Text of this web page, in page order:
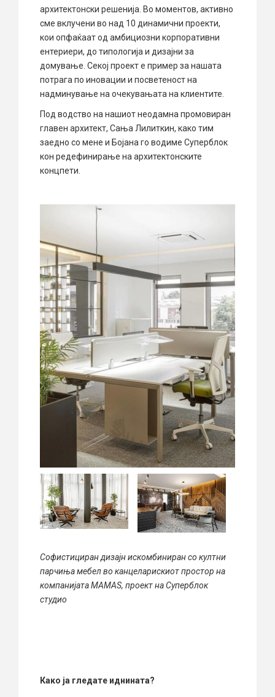
архитектонски решенија. Во моментов, активно
сме вклучени во над 10 динамични проекти,
кои опфаќаат од амбициозни корпоративни
ентериери, до типологија и дизајни за
домување. Секој проект е пример за нашата
потрага по иновации и посветеност на
надминување на очекувањата на клиентите.
Под водство на нашиот неодамна промовиран
главен архитект, Сања Лилиткин, како тим
заедно со мене и Бојана го водиме Суперблок
кон редефинирање на архитектонските
концпети.
Софистициран дизајн искомбиниран со култни
парчиња мебел во канцеларискиот простор на
компанијата МАМАS, проект на Суперблок
студио
Како ја гледате иднината?